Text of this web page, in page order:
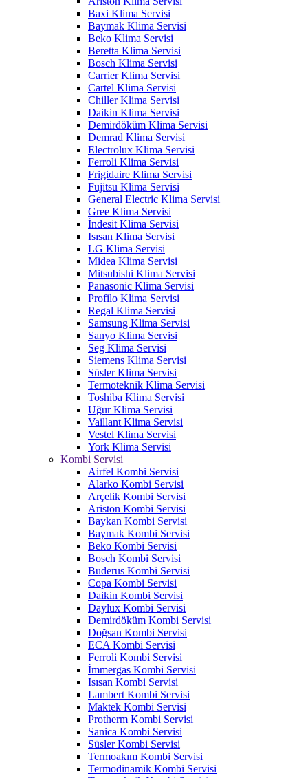
Baxi Klima Servisi
Baymak Klima Servisi
Beko Klima Servisi
Beretta Klima Servisi
Bosch Klima Servisi
Carrier Klima Servisi
Cartel Klima Servisi
Chiller Klima Servisi
Daikin Klima Servisi
Demirdöküm Klima Servisi
Demrad Klima Servisi
Electrolux Klima Servisi
Ferroli Klima Servisi
Frigidaire Klima Servisi
Fujitsu Klima Servisi
General Electric Klima Servisi
Gree Klima Servisi
İndesit Klima Servisi
Isısan Klima Servisi
LG Klima Servisi
Midea Klima Servisi
Mitsubishi Klima Servisi
Panasonic Klima Servisi
Profilo Klima Servisi
Regal Klima Servisi
Samsung Klima Servisi
Sanyo Klima Servisi
Seg Klima Servisi
Siemens Klima Servisi
Süsler Klima Servisi
Termoteknik Klima Servisi
Toshiba Klima Servisi
Uğur Klima Servisi
Vaillant Klima Servisi
Vestel Klima Servisi
York Klima Servisi
Kombi Servisi
Airfel Kombi Servisi
Alarko Kombi Servisi
Arçelik Kombi Servisi
Ariston Kombi Servisi
Baykan Kombi Servisi
Baymak Kombi Servisi
Beko Kombi Servisi
Bosch Kombi Servisi
Buderus Kombi Servisi
Copa Kombi Servisi
Daikin Kombi Servisi
Daylux Kombi Servisi
Demirdöküm Kombi Servisi
Doğsan Kombi Servisi
ECA Kombi Servisi
Ferroli Kombi Servisi
İmmergas Kombi Servisi
Isısan Kombi Servisi
Lambert Kombi Servisi
Maktek Kombi Servisi
Protherm Kombi Servisi
Sanica Kombi Servisi
Süsler Kombi Servisi
Termoakım Kombi Servisi
Termodinamik Kombi Servisi